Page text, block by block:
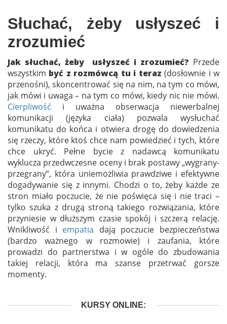
Słuchać, żeby usłyszeć i
zrozumieć
Jak słuchać, żeby usłyszeć i zrozumieć? Przede
wszystkim być z rozmówcą tu i teraz (dosłownie i w
przenośni), skoncentrować się na nim, na tym co mówi,
jak mówi i uwaga – na tym co mówi, kiedy nic nie mówi.
Cierpliwość i uważna obserwacja niewerbalnej
komunikacji (języka ciała) pozwala wysłuchać
komunikatu do końca i otwiera drogę do dowiedzenia
się rzeczy, które ktoś chce nam powiedzieć i tych, które
chce ukryć. Pełne bycie z nadawcą komunikatu
wyklucza przedwczesne oceny i brak postawy „wygrany-
przegrany”, która uniemożliwia prawdziwe i efektywne
dogadywanie się z innymi. Chodzi o to, żeby każde ze
stron miało poczucie, że nie poświęca się i nie traci –
tylko szuka z drugą stroną takiego rozwiązania, które
przyniesie w dłuższym czasie spokój i szczerą relację.
Wnikliwość i empatia dają poczucie bezpieczeństwa
(bardzo ważnego w rozmowie) i zaufania, które
prowadzi do partnerstwa i w ogóle do zbudowania
takiej relacji, która ma szanse przetrwać gorsze
momenty.
KURSY ONLINE: